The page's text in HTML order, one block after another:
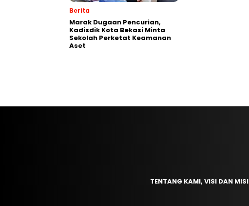
Berita
‎Marak Dugaan Pencurian,
Kadisdik Kota Bekasi Minta
Sekolah Perketat Keamanan
Aset
TENTANG KAMI, VISI DAN MISI